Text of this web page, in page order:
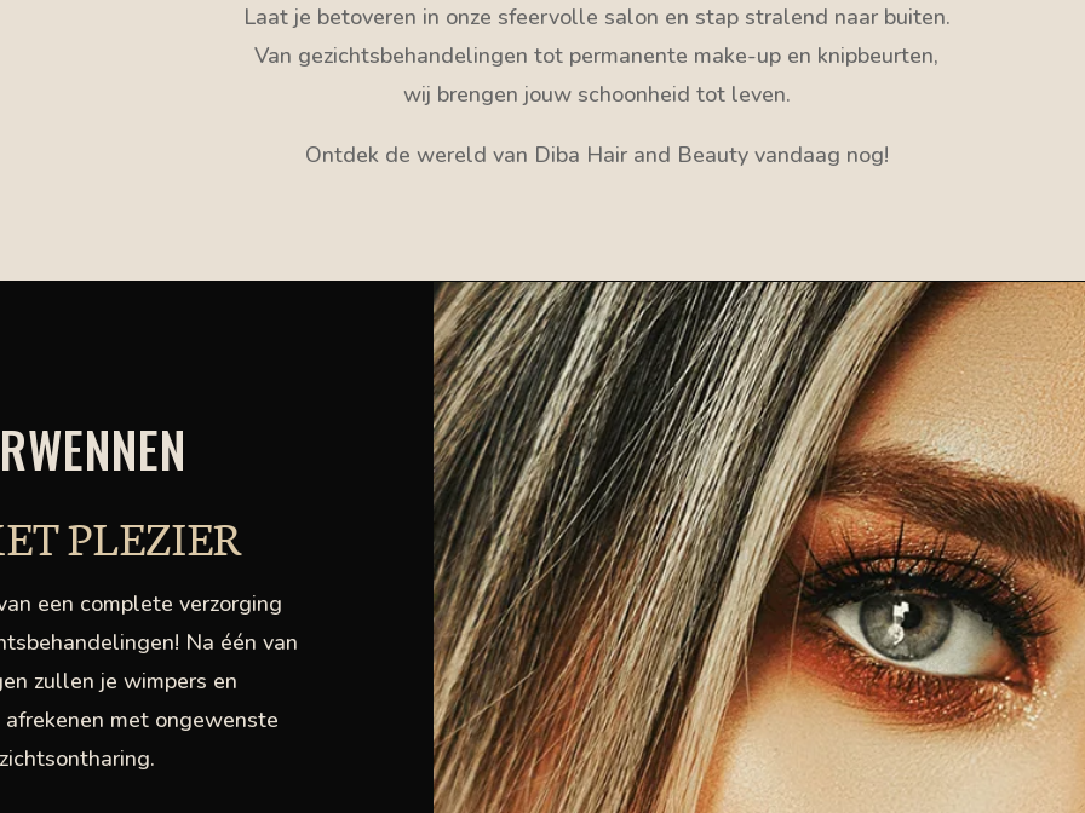
Laat je betoveren in onze sfeervolle salon en stap stralend naar buiten.
Van gezichtsbehandelingen tot permanente make-up en knipbeurten,
wij brengen jouw schoonheid tot leven.
Ontdek de wereld van Diba Hair and Beauty vandaag nog!
PLEZIER
een complete verzorging
Na één van
zullen je wimpers en
met ongewenste